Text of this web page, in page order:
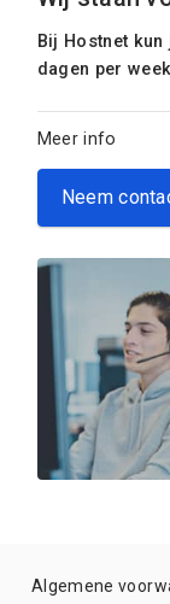
Bij Hostnet
dagen per
Meer info
Neem
Algemene